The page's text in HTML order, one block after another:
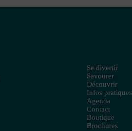
Se divertir
Savourer
Découvrir
Infos pratiques
Agenda
Contact
Boutique
Brochures